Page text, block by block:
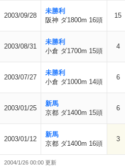
2003/09/28
未勝利
阪神 ダ1800m 16頭
15
2003/08/31
未勝利
小倉 ダ1700m 15頭
4
2003/07/27
未勝利
小倉 ダ1000m 14頭
6
2003/01/25
新馬
京都 ダ1400m 15頭
6
2003/01/12
新馬
京都 ダ1400m 16頭
3
2004/1/26 00:00 更新